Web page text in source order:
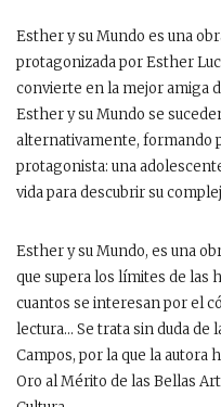
Esther y su Mundo es una
protagonizada por Esther
convierte en la mejor amiga
Esther y su Mundo se
alternativamente, formando
protagonista: una
vida para descubrir su
Esther y su Mundo, es una
que supera los límites de las
cuantos se interesan por el
lectura… Se trata sin duda de
Campos, por la que la autora
Oro al Mérito de las Bellas